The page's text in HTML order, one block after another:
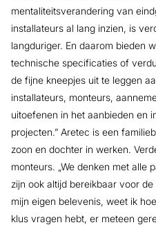
mentaliteitsverandering van
installateurs al lang inzien, is
langduriger. En daarom bieden
technische specificaties of
de fijne kneepjes uit te leggen
installateurs, monteurs,
uitoefenen in het aanbieden en
projecten.” Aretec is een
zoon en dochter in werken.
monteurs. „We denken met alle
zijn ook altijd bereikbaar voor
mijn eigen belevenis, weet ik
klus vragen hebt, er meteen